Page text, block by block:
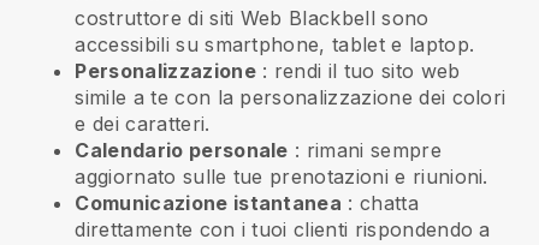
costruttore di siti Web Blackbell sono
accessibili su smartphone, tablet e laptop.
Personalizzazione: rendi il tuo sito web
simile a te con la personalizzazione dei colori
e dei caratteri.
Calendario personale : rimani sempre
aggiornato sulle tue prenotazioni e riunioni.
Comunicazione istantanea : chatta
direttamente con i tuoi clienti rispondendo a